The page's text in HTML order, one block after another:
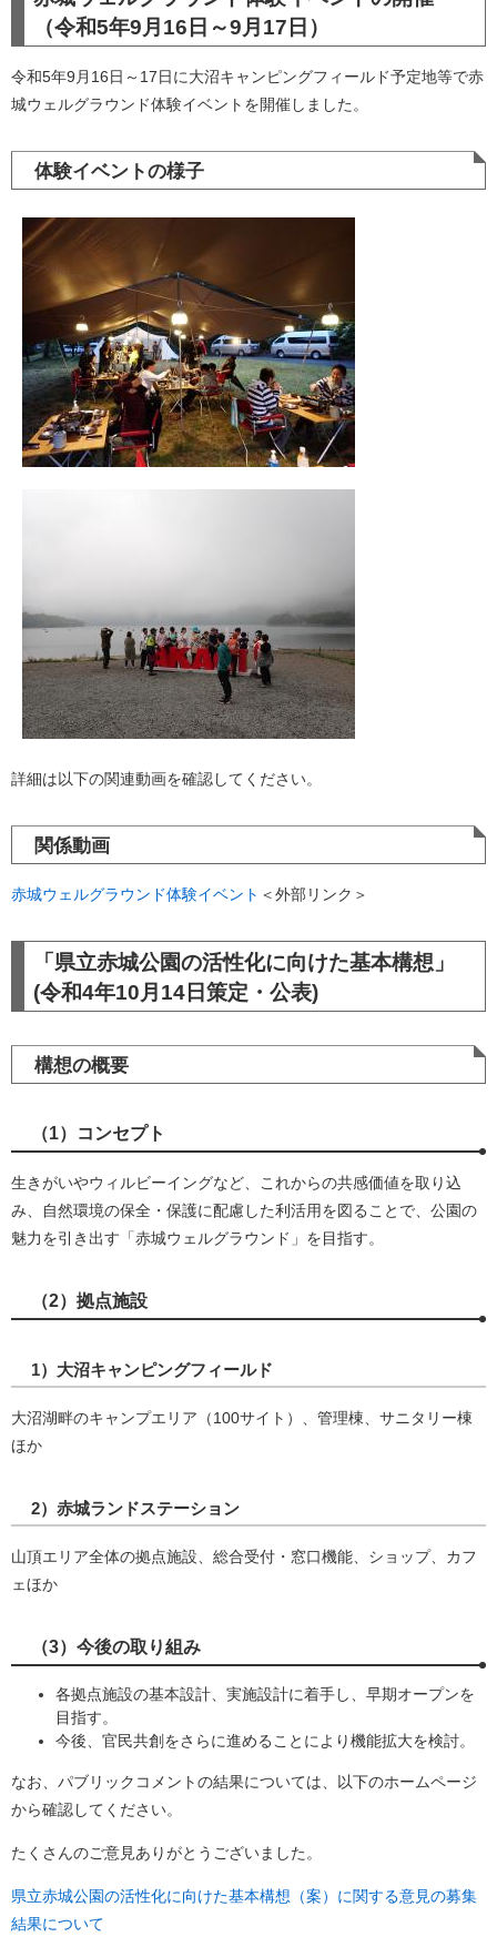
（令和5年9月16日～9月17日）
令和5年9月16日～17日に大沼キャンピングフィールド予定地等で赤
城ウェルグラウンド体験イベントを開催しました。
体験イベントの様子
詳細は以下の関連動画を確認してください。
関係動画
赤城ウェルグラウンド体験イベント ＜外部リンク＞
「県立赤城公園の活性化に向けた基本構想」
(令和4年10月14日策定・公表)
構想の概要
（1）コンセプト
生きがいやウィルビーイングなど、これからの共感価値を取り込
み、自然環境の保全・保護に配慮した利活用を図ることで、公園の
魅力を引き出す「赤城ウェルグラウンド」を目指す。
（2）拠点施設
1）大沼キャンピングフィールド
大沼湖畔のキャンプエリア（100サイト）、管理棟、サニタリー棟
ほか
2）赤城ランドステーション
山頂エリア全体の拠点施設、総合受付・窓口機能、ショップ、カフ
ェほか
（3）今後の取り組み
各拠点施設の基本設計、実施設計に着手し、早期オープンを
目指す。
今後、官民共創をさらに進めることにより機能拡大を検討。
なお、パブリックコメントの結果については、以下のホームページ
から確認してください。
たくさんのご意見ありがとうございました。
県立赤城公園の活性化に向けた基本構想（案）に関する意見の募集
結果について